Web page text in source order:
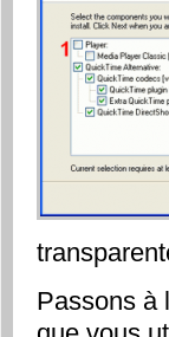
Passons à